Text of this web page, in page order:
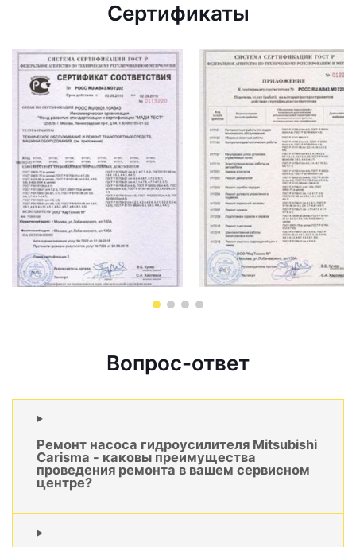
Сертификаты
Вопрос-ответ
Ремонт насоса гидроусилителя Mitsubishi
Carisma - каковы преимущества
проведения ремонта в вашем сервисном
центре?